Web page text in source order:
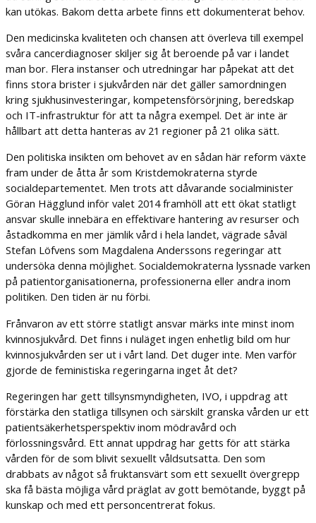
kan utökas. Bakom detta arbete finns ett dokumenterat behov.
Den medicinska kvaliteten och chansen att överleva till exempel
svåra cancerdiagnoser skiljer sig åt beroende på var i landet
man bor. Flera instanser och utredningar har påpekat att det
finns stora brister i sjukvården när det gäller samordningen
kring sjukhusinvesteringar, kompetensförsörjning, beredskap
och IT-infrastruktur för att ta några exempel. Det är inte är
hållbart att detta hanteras av 21 regioner på 21 olika sätt.
Den politiska insikten om behovet av en sådan här reform växte
fram under de åtta år som Kristdemokraterna styrde
socialdepartementet. Men trots att dåvarande socialminister
Göran Hägglund inför valet 2014 framhöll att ett ökat statligt
ansvar skulle innebära en effektivare hantering av resurser och
åstadkomma en mer jämlik vård i hela landet, vägrade såväl
Stefan Löfvens som Magdalena Anderssons regeringar att
undersöka denna möjlighet. Socialdemokraterna lyssnade varken
på patientorganisationerna, professionerna eller andra inom
politiken. Den tiden är nu förbi.
Frånvaron av ett större statligt ansvar märks inte minst inom
kvinnosjukvård. Det finns i nuläget ingen enhetlig bild om hur
kvinnosjukvården ser ut i vårt land. Det duger inte. Men varför
gjorde de feministiska regeringarna inget åt det?
Regeringen har gett tillsynsmyndigheten, IVO, i uppdrag att
förstärka den statliga tillsynen och särskilt granska vården ur ett
patientsäkerhetsperspektiv inom mödravård och
förlossningsvård. Ett annat uppdrag har getts för att stärka
vården för de som blivit sexuellt våldsutsatta. Den som
drabbats av något så fruktansvärt som ett sexuellt övergrepp
ska få bästa möjliga vård präglat av gott bemötande, byggt på
kunskap och med ett personcentrerat fokus.